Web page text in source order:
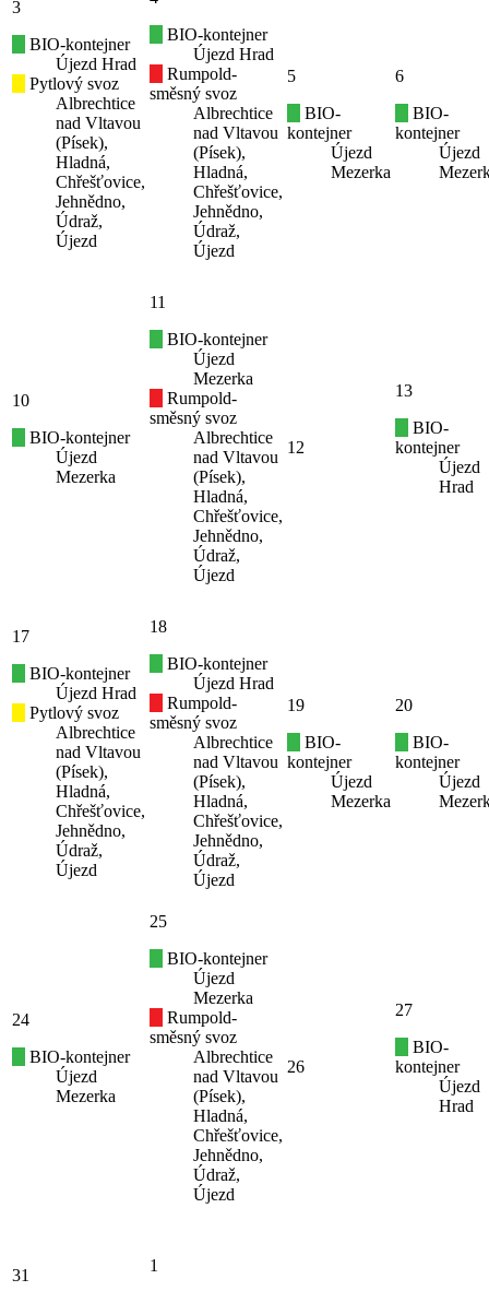
3
BIO-kontejner
Újezd Hrad
Pytlový svoz
Albrechtice
nad Vltavou
(Písek),
Hladná,
Chřešťovice,
Jehnědno,
Údraž,
Újezd
BIO-kontejner
Újezd Hrad
Rumpold-
směsný svoz
Albrechtice
nad Vltavou
(Písek),
Hladná,
Chřešťovice,
Jehnědno,
Údraž,
Újezd
5
BIO-
kontejner
Újezd
Mezerka
6
BIO-
kontejner
Újezd
10
BIO-kontejner
Újezd
Mezerka
11
BIO-kontejner
Újezd
Mezerka
Rumpold-
směsný svoz
Albrechtice
nad Vltavou
(Písek),
Hladná,
Chřešťovice,
Jehnědno,
Údraž,
Újezd
12
13
BIO-
kontejner
Újezd
Hrad
17
BIO-kontejner
Újezd Hrad
Pytlový svoz
Albrechtice
nad Vltavou
(Písek),
Hladná,
Chřešťovice,
Jehnědno,
Údraž,
Újezd
18
BIO-kontejner
Újezd Hrad
Rumpold-
směsný svoz
Albrechtice
nad Vltavou
(Písek),
Hladná,
Chřešťovice,
Jehnědno,
Údraž,
Újezd
19
BIO-
kontejner
Újezd
Mezerka
20
BIO-
kontejner
Újezd
24
BIO-kontejner
Újezd
Mezerka
25
BIO-kontejner
Újezd
Mezerka
Rumpold-
směsný svoz
Albrechtice
nad Vltavou
(Písek),
Hladná,
Chřešťovice,
Jehnědno,
Údraž,
Újezd
26
27
BIO-
kontejner
Újezd
Hrad
31
1